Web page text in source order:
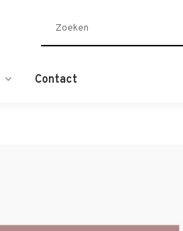
Contact